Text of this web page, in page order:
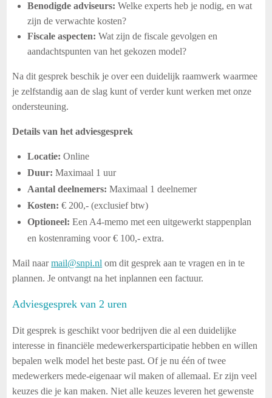
Benodigde adviseurs: Welke experts heb je nodig, en wat
zijn de verwachte kosten?
Fiscale aspecten: Wat zijn de fiscale gevolgen en
aandachtspunten van het gekozen model?
Na dit gesprek beschik je over een duidelijk raamwerk waarmee
je zelfstandig aan de slag kunt of verder kunt werken met onze
ondersteuning.
Details van het adviesgesprek
Locatie: Online
Duur: Maximaal 1 uur
Aantal deelnemers: Maximaal 1 deelnemer
Kosten: € 200,- (exclusief btw)
Optioneel: Een A4-memo met een uitgewerkt stappenplan
en kostenraming voor € 100,- extra.
Mail naarmail@snpi.nl om dit gesprek aan te vragen en in te
plannen. Je ontvangt na het inplannen een factuur.
Adviesgesprek van 2 uren
Dit gesprek is geschikt voor bedrijven die al een duidelijke
interesse in financiële medewerkersparticipatie hebben en willen
bepalen welk model het beste past. Of je nu één of twee
medewerkers mede-eigenaar wil maken of allemaal. Er zijn veel
keuzes die je kan maken. Niet alle keuzes leveren het gewenste